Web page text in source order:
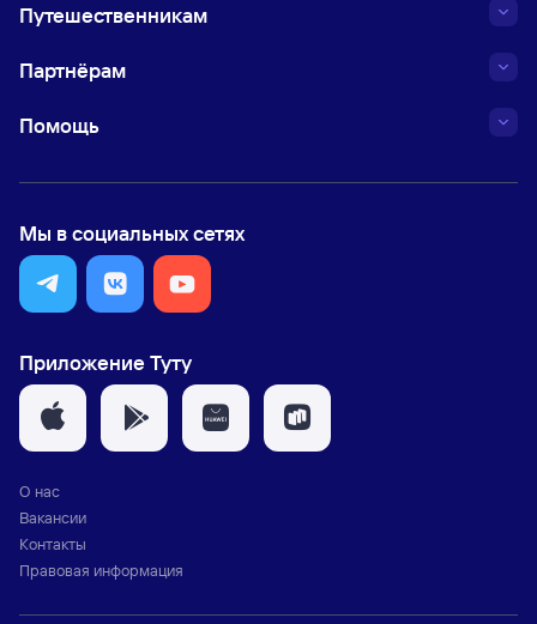
Путешественникам
Партнёрам
Помощь
Мы в социальных сетях
Приложение Туту
О нас
Вакансии
Контакты
Правовая информация